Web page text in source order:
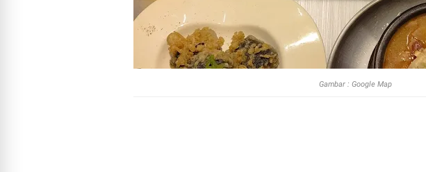
Gambar : Google Map